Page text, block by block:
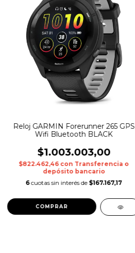
Reloj GARMIN Forerunner 265 GPS
Wifi Bluetooth BLACK
$1.003.003,00
$822.462,46 con Transferencia o
depósito bancario
6 cuotas sin interés de $167.167,17